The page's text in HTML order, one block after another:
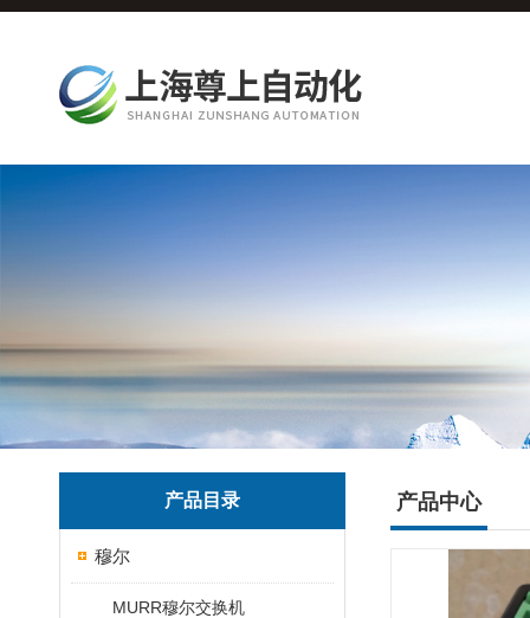
产品目录
穆尔
MURR穆尔交换机
产品中心